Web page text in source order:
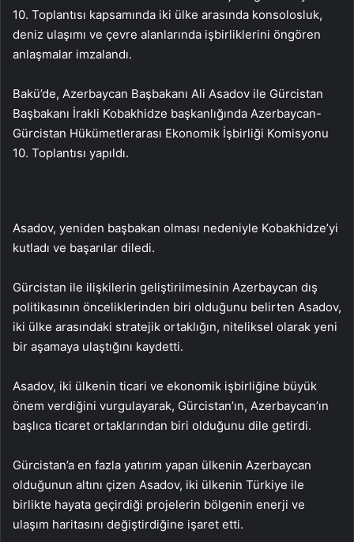
10. Toplantısı kapsamında iki ülke arasında konsolosluk,
deniz ulaşımı ve çevre alanlarında işbirliklerini öngören
anlaşmalar imzalandı.
Bakü’de, Azerbaycan Başbakanı Ali Asadov ile Gürcistan
Başbakanı İrakli Kobakhidze başkanlığında Azerbaycan-
Gürcistan Hükümetlerarası Ekonomik İşbirliği Komisyonu
10. Toplantısı yapıldı.
Asadov, yeniden başbakan olması nedeniyle Kobakhidze’yi
kutladı ve başarılar diledi.
Gürcistan ile ilişkilerin geliştirilmesinin Azerbaycan dış
politikasının önceliklerinden biri olduğunu belirten Asadov,
iki ülke arasındaki stratejik ortaklığın, niteliksel olarak yeni
bir aşamaya ulaştığını kaydetti.
Asadov, iki ülkenin ticari ve ekonomik işbirliğine büyük
önem verdiğini vurgulayarak, Gürcistan’ın, Azerbaycan’ın
başlıca ticaret ortaklarından biri olduğunu dile getirdi.
Gürcistan’a en fazla yatırım yapan ülkenin Azerbaycan
olduğunun altını çizen Asadov, iki ülkenin Türkiye ile
birlikte hayata geçirdiği projelerin bölgenin enerji ve
ulaşım haritasını değiştirdiğine işaret etti.